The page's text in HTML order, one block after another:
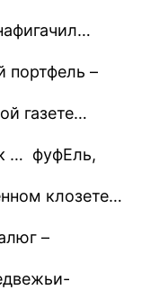
портфель –
газете…
… фуфЕль,
клозете…
–